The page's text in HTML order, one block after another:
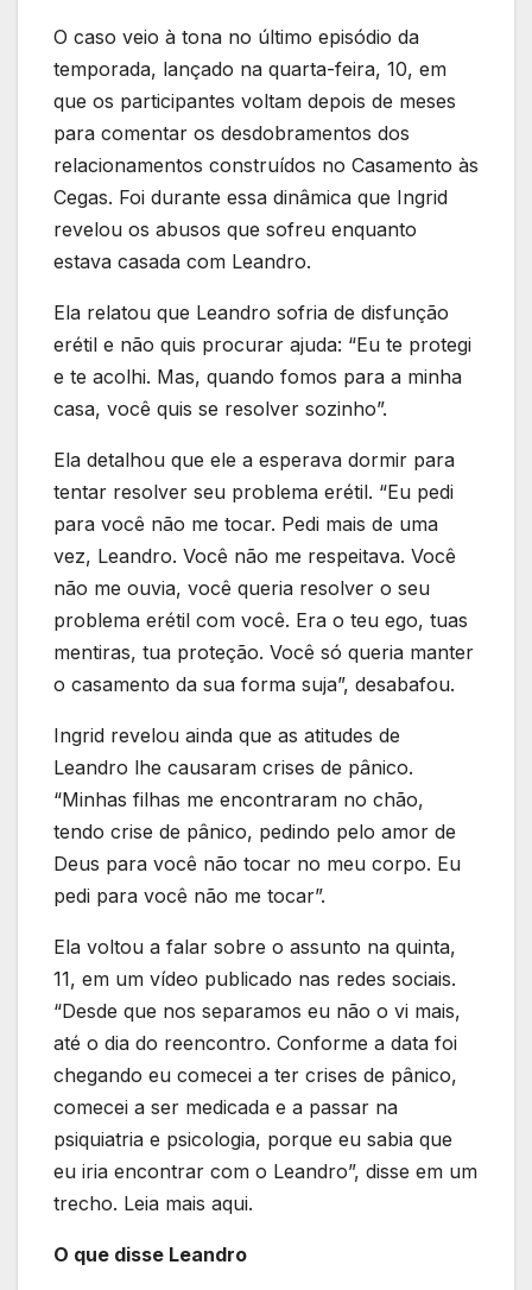
O caso veio à tona no último episódio da
temporada, lançado na quarta-feira, 10, em
que os participantes voltam depois de meses
para comentar os desdobramentos dos
relacionamentos construídos no Casamento às
Cegas. Foi durante essa dinâmica que Ingrid
revelou os abusos que sofreu enquanto
estava casada com Leandro.
Ela relatou que Leandro sofria de disfunção
erétil e não quis procurar ajuda: “Eu te protegi
e te acolhi. Mas, quando fomos para a minha
casa, você quis se resolver sozinho”.
Ela detalhou que ele a esperava dormir para
tentar resolver seu problema erétil. “Eu pedi
para você não me tocar. Pedi mais de uma
vez, Leandro. Você não me respeitava. Você
não me ouvia, você queria resolver o seu
problema erétil com você. Era o teu ego, tuas
mentiras, tua proteção. Você só queria manter
o casamento da sua forma suja”, desabafou.
Ingrid revelou ainda que as atitudes de
Leandro lhe causaram crises de pânico.
“Minhas filhas me encontraram no chão,
tendo crise de pânico, pedindo pelo amor de
Deus para você não tocar no meu corpo. Eu
pedi para você não me tocar”.
Ela voltou a falar sobre o assunto na quinta,
11, em um vídeo publicado nas redes sociais.
“Desde que nos separamos eu não o vi mais,
até o dia do reencontro. Conforme a data foi
chegando eu comecei a ter crises de pânico,
comecei a ser medicada e a passar na
psiquiatria e psicologia, porque eu sabia que
eu iria encontrar com o Leandro”, disse em um
trecho. Leia mais aqui.
O que disse Leandro